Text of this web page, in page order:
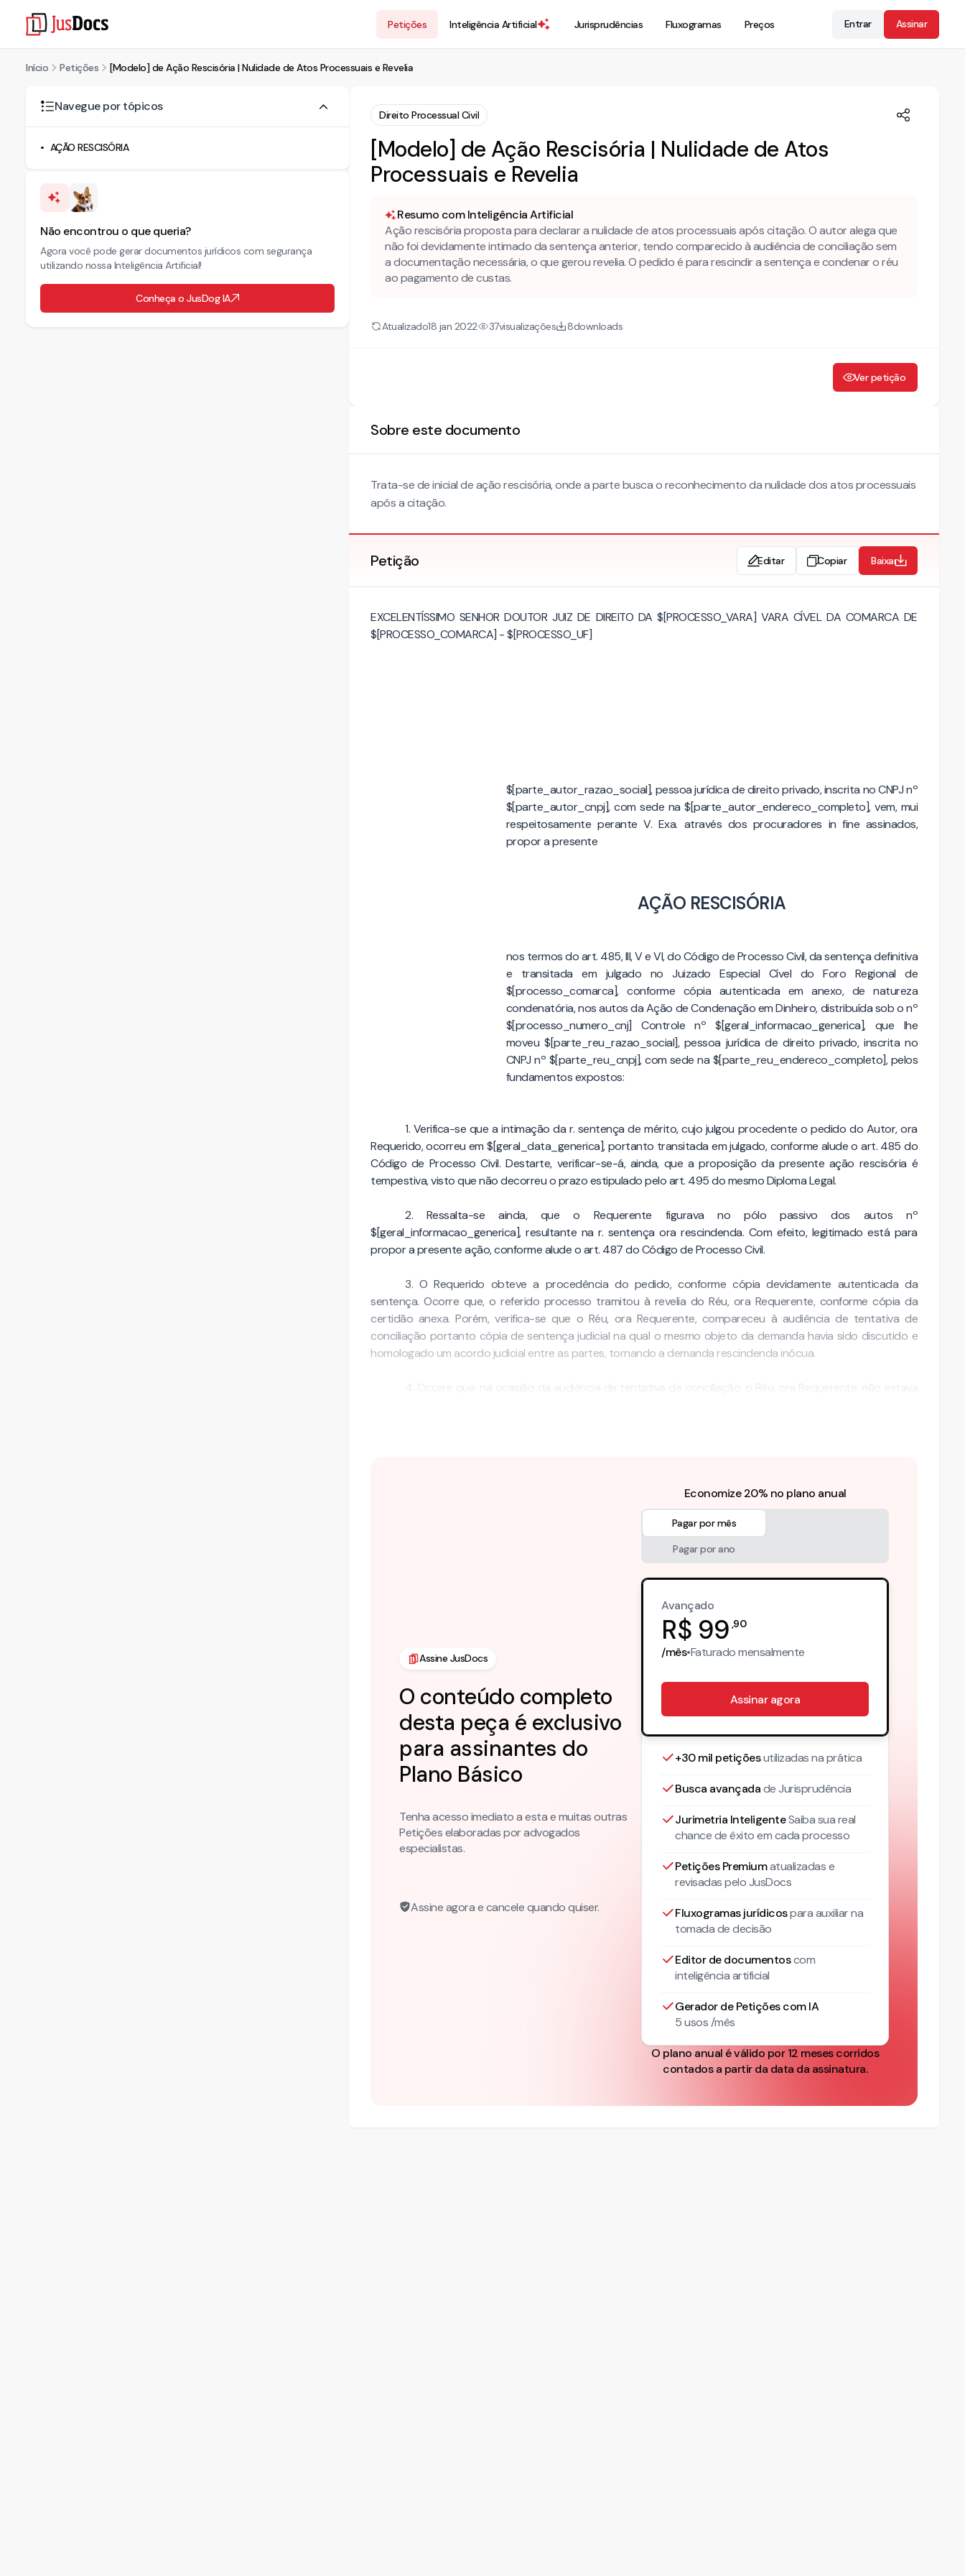
Petições Inteligência Artificial Jurisprudências Fluxogramas Preços Entrar Assinar
Início Petições [Modelo] de Ação Rescisória | Nulidade de Atos Processuais e Revelia
Navegue por tópicos
AÇÃO RESCISÓRIA
Não encontrou o que queria?
Agora você pode gerar documentos jurídicos com segurança
utilizando nossa Inteligência Artificial!
Conheça o JusDog IA
Direito Processual Civil
[Modelo] de Ação Rescisória | Nulidade de Atos
Processuais e Revelia
Resumo com Inteligência Artificial
Ação rescisória proposta para declarar a nulidade de atos processuais após citação. O autor alega que
não foi devidamente intimado da sentença anterior, tendo comparecido à audiência de conciliação sem
a documentação necessária, o que gerou revelia. O pedido é para rescindir a sentença e condenar o réu
ao pagamento de custas.
Atualizado18 jan 2022 37visualizações 8downloads
Ver petição
Sobre este documento
Trata-se de inicial de ação rescisória, onde a parte busca o reconhecimento da nulidade dos atos processuais
após a citação.
Petição Editar Copiar Baixar
EXCELENTÍSSIMO SENHOR DOUTOR JUIZ DE DIREITO DA $[PROCESSO_VARA] VARA CÍVEL DA COMARCA DE
$[PROCESSO_COMARCA] - $[PROCESSO_UF]
$[parte_autor_razao_social], pessoa jurídica de direito privado, inscrita no CNPJ nº
$[parte_autor_cnpj], com sede na $[parte_autor_endereco_completo], vem, mui
respeitosamente perante V. Exa. através dos procuradores in fine assinados,
propor a presente
AÇÃO RESCISÓRIA
nos termos do art. 485, III, V e VI, do Código de Processo Civil, da sentença definitiva
e transitada em julgado no Juizado Especial Cível do Foro Regional de
$[processo_comarca], conforme cópia autenticada em anexo, de natureza
condenatória, nos autos da Ação de Condenação em Dinheiro, distribuída sob o nº
$[processo_numero_cnj] Controle nº $[geral_informacao_generica], que lhe
moveu $[parte_reu_razao_social], pessoa jurídica de direito privado, inscrita no
CNPJ nº $[parte_reu_cnpj], com sede na $[parte_reu_endereco_completo], pelos
fundamentos expostos:
1. Verifica-se que a intimação da r. sentença de mérito, cujo julgou procedente o pedido do Autor, ora
Requerido, ocorreu em $[geral_data_generica], portanto transitada em julgado, conforme alude o art. 485 do
Código de Processo Civil. Destarte, verificar-se-á, ainda, que a proposição da presente ação rescisória é
tempestiva, visto que não decorreu o prazo estipulado pelo art. 495 do mesmo Diploma Legal.
2. Ressalta-se ainda, que o Requerente figurava no pólo passivo dos autos nº
$[geral_informacao_generica], resultante na r. sentença ora rescindenda. Com efeito, legitimado está para
propor a presente ação, conforme alude o art. 487 do Código de Processo Civil.
3. O Requerido obteve a procedência do pedido, conforme cópia devidamente autenticada da
sentença. Ocorre que, o referido processo tramitou à revelia do Réu, ora Requerente, conforme cópia da
certidão anexa. Porém, verifica-se que o Réu, ora Requerente, compareceu à audiência de tentativa de
conciliação portanto cópia de sentença judicial na qual o mesmo objeto da demanda havia sido discutido e
homologado um acordo judicial entre as partes, tornando a demanda rescindenda inócua.
4. Ocorre que, na ocasião da audiência de tentativa de conciliação, o Réu, ora Requerente, não estava
Assine JusDocs
O conteúdo completo
desta peça é exclusivo
para assinantes do
Plano Básico
Tenha acesso imediato a esta e muitas outras
Petições elaboradas por advogados
especialistas.
Assine agora e cancele quando quiser.
Economize 20% no plano anual
Pagar por mês
Pagar por ano
Avançado
R$ 99 ,90
/mês•Faturadomensalmente
Assinar agora
+30 mil petiçõesutilizadas na prática
Busca avançadade Jurisprudência
Jurimetria InteligenteSaiba sua real
chance de êxito em cada processo
Petições Premiumatualizadase
revisadas pelo JusDocs
Fluxogramas jurídicospara auxiliar na
tomada de decisão
Editor de documentoscom
inteligência artificial
Gerador de Petições com IA
5 usos /mês
O plano anual é válido por 12 meses corridos
contados a partir da data da assinatura.